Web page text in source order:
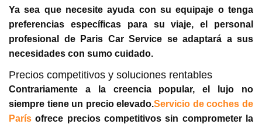
Ya sea que necesite ayuda con su equipaje o tenga
preferencias específicas para su viaje, el personal
profesional de Paris Car Service se adaptará a sus
necesidades con sumo cuidado.
Precios competitivos y soluciones rentables
Contrariamente a la creencia popular, el lujo no
siempre tiene un precio elevado.Servicio de coches de
París ofrece precios competitivos sin comprometer la